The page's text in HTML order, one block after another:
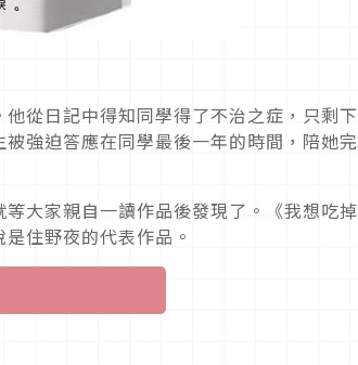
從日記中得知同學得了不治之症，只剩下
強迫答應在同學最後一年的時間，陪她完
大家親自一讀作品後發現了。《我想吃掉
住野夜的代表作品。